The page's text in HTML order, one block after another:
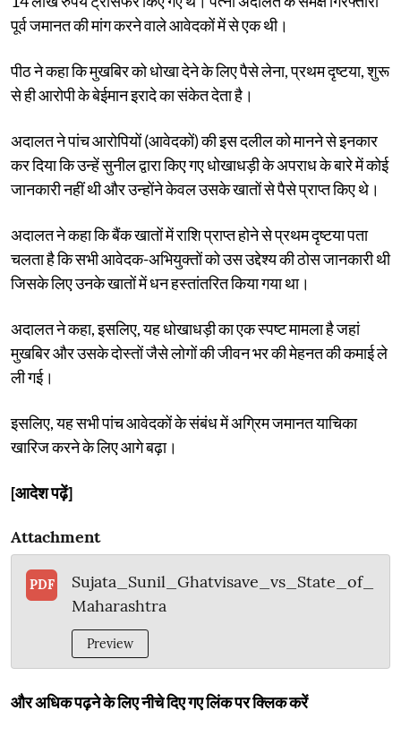
पूर्व जमानत की मांग करने वाले आवेदकों में से एक थी।
पीठ ने कहा कि मुखबिर को धोखा देने के लिए पैसे लेना, प्रथम दृष्टया, शुरू
से ही आरोपी के बेईमान इरादे का संकेत देता है।
अदालत ने पांच आरोपियों (आवेदकों) की इस दलील को मानने से इनकार
कर दिया कि उन्हें सुनील द्वारा किए गए धोखाधड़ी के अपराध के बारे में कोई
जानकारी नहीं थी और उन्होंने केवल उसके खातों से पैसे प्राप्त किए थे।
अदालत ने कहा कि बैंक खातों में राशि प्राप्त होने से प्रथम दृष्टया पता
चलता है कि सभी आवेदक-अभियुक्तों को उस उद्देश्य की ठोस जानकारी थी
जिसके लिए उनके खातों में धन हस्तांतरित किया गया था।
अदालत ने कहा, इसलिए, यह धोखाधड़ी का एक स्पष्ट मामला है जहां
मुखबिर और उसके दोस्तों जैसे लोगों की जीवन भर की मेहनत की कमाई ले
ली गई।
इसलिए, यह सभी पांच आवेदकों के संबंध में अग्रिम जमानत याचिका
खारिज करने के लिए आगे बढ़ा।
[आदेश पढ़ें]
Attachment
PDF
Sujata_Sunil_Ghatvisave_vs_State_of_
Maharashtra
Preview
और अधिक पढ़ने के लिए नीचे दिए गए लिंक पर क्लिक करें